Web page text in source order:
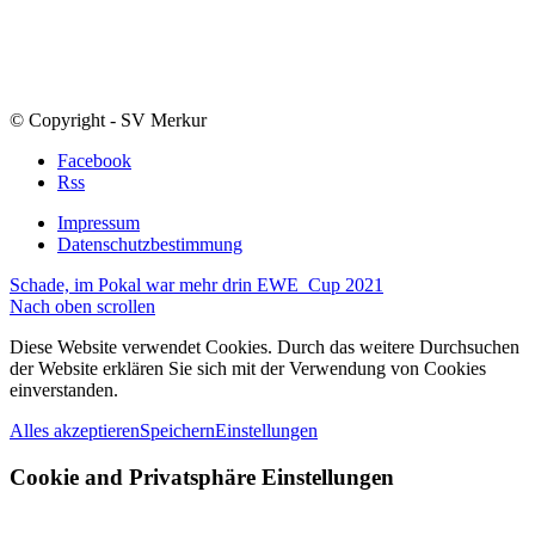
© Copyright - SV Merkur
Facebook
Rss
Impressum
Datenschutzbestimmung
Schade, im Pokal war mehr drin EWE_Cup 2021
Nach oben scrollen
Diese Website verwendet Cookies. Durch das weitere Durchsuchen
der Website erklären Sie sich mit der Verwendung von Cookies
einverstanden.
Alles akzeptierenSpeichernEinstellungen
Cookie and Privatsphäre Einstellungen